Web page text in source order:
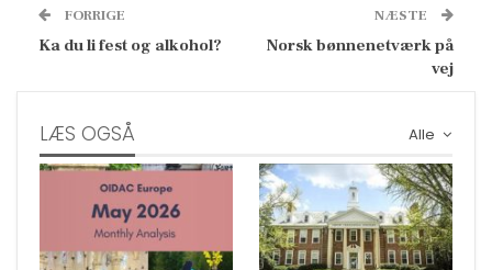
FORRIGE
Ka du li fest og alkohol?
NÆSTE
Norsk bønnenetværk på
vej
Alle
LÆS OGSÅ